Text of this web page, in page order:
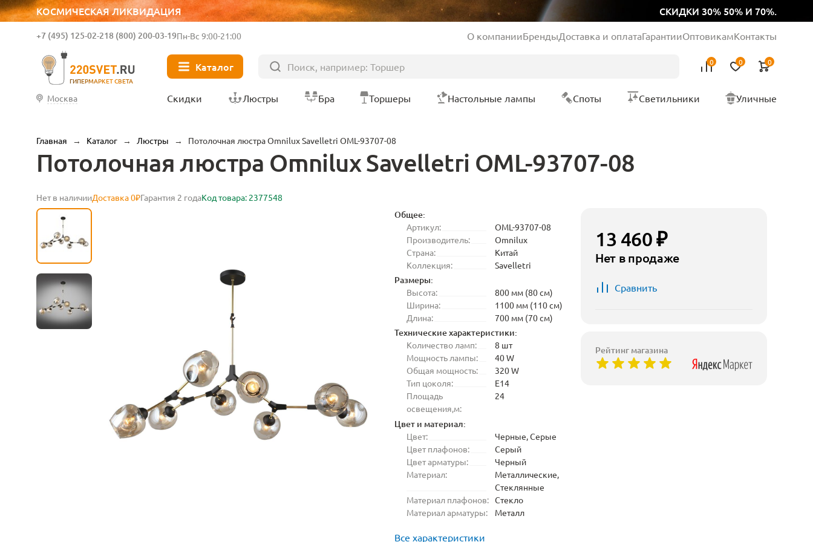
КОСМИЧЕСКАЯ ЛИКВИДАЦИЯ СКИДКИ 30% 50% И 70%.
ГИПЕРМАРКЕТ СВЕТА
+7 (495) 125-02-218 (800) 200-03-19Пн-Вс 9:00-21:00 О компанииБрендыДоставка и оплатаГарантииОптовикамКонтакты
Каталог 0 0 0
Москва Скидки Люстры Бра Торшеры Настольные лампы Споты Светильники Уличные
Главная → Каталог → Люстры → Потолочная люстра Omnilux Savelletri OML-93707-08
Потолочная люстра Omnilux Savelletri OML-93707-08
Нет в наличииДоставка 0₽Гарантия 2 годаКод товара: 2377548
Общее:
Артикул:
OML-93707-08
Производитель:
Omnilux
Страна:
Китай
Коллекция:
Savelletri
Размеры:
Высота:
800 мм (80 см)
Ширина:
1100 мм (110 см)
Длина:
700 мм (70 см)
Технические характеристики:
Количество ламп:
8 шт
Мощность лампы:
40 W
Общая мощность:
320 W
Тип цоколя:
E14
Площадь
освещения,м:
24
Цвет и материал:
Цвет:
Черные, Серые
Цвет плафонов:
Серый
Цвет арматуры:
Черный
Материал:
Металлические,
Стеклянные
Материал плафонов: Стекло
Материал арматуры:
Металл
Все характеристики
13 460 ₽
Нет в продаже
Сравнить
Рейтинг магазина